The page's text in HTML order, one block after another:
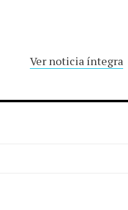
Ver noticia íntegra